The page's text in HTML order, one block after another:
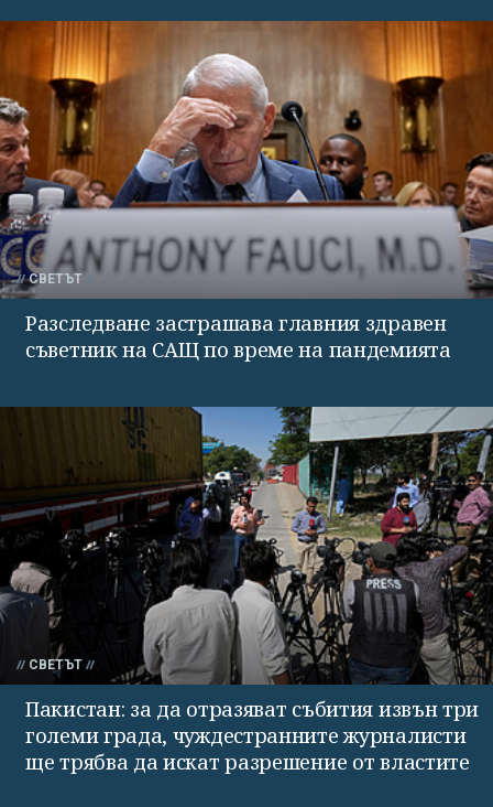
СВЕТЪТ
Разследване застрашава главния здравен
съветник на САЩ по време на пандемията
СВЕТЪТ
Пакистан: за да отразяват събития извън три
големи града, чуждестранните журналисти
ще трябва да искат разрешение от властите